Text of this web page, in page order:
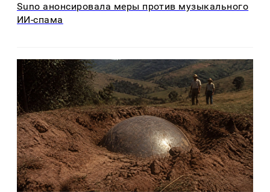
Suno анонсировала меры против музыкального
ИИ-спама